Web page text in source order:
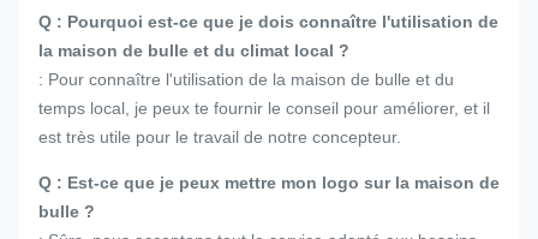
Q : Pourquoi est-ce que je dois connaître l'utilisation de
la maison de bulle et du climat local ?
: Pour connaître l'utilisation de la maison de bulle et du
temps local, je peux te fournir le conseil pour améliorer, et il
est très utile pour le travail de notre concepteur.
Q : Est-ce que je peux mettre mon logo sur la maison de
bulle ?